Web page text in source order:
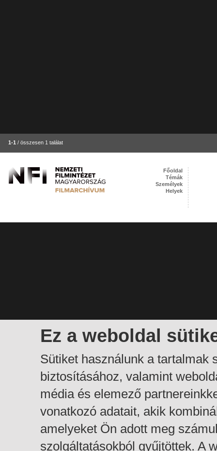
1-1 / összesen 1 találat
Ez a weboldal
Sütiket használunk a tartalmak
biztosításához, valamint
média és elemező
vonatkozó adatait, akik
amelyeket Ön adott meg
szolgáltatásokból gyűjtöttek. A
Főoldal
Témák
Személyek
Helyek